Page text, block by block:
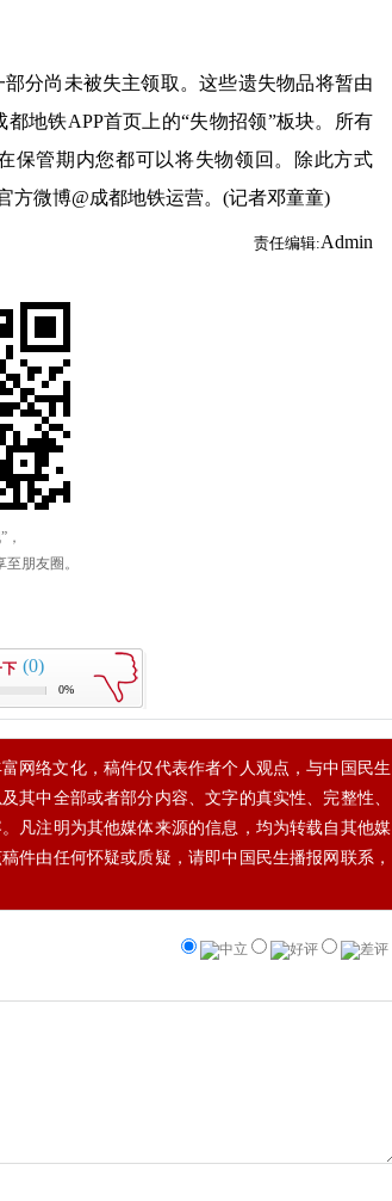
分尚未被失主领取。这些遗失物品将暂由
地铁APP首页上的“失物招领”板块。所有
保管期内您都可以将失物领回。除此方式
方微博@成都地铁运营。(记者邓童童)
责任编辑:Admin
(0)
0%
网络文化，稿件仅代表作者个人观点，与中国民生
其中全部或者部分内容、文字的真实性、完整性、
凡注明为其他媒体来源的信息，均为转载自其他媒
件由任何怀疑或质疑，请即中国民生播报网联系，
中立 好评 差评